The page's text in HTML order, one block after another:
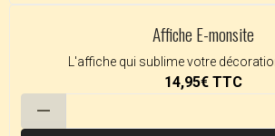
Affiche E-monsite
L'affiche qui sublime votre
14,95€ TTC